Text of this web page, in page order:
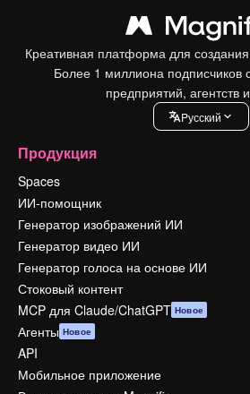
Креативная платформа для
Более 1 миллиона подписчиков
предприятий, агентств
Pусский
Продукция
Spaces
ИИ-помощник
Генератор изображений ИИ
Генератор видео ИИ
Генератор голоса на основе ИИ
Стоковый контент
MCP для Claude/ChatGPT Новое
Агенты Новое
API
Мобильное приложение